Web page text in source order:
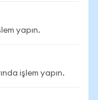
yapın.
işlem yapın.